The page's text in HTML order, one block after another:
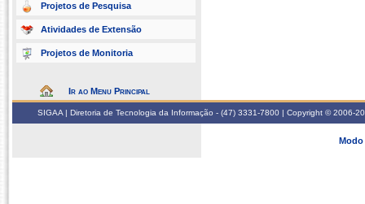
Projetos de Pesquisa
Atividades de Extensão
Projetos de Monitoria
Ir ao Menu Principal
SIGAA | Diretoria de Tecnologia da Informação - (47) 3331-7800 | Copyright © 2006-
Modo